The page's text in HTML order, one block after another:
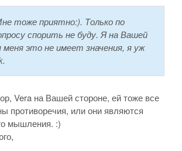
тоже приятно:). Только по
спорить не буду. Я на Вашей
меня это не имеет значения, я уж
Vera на Вашей стороне, ей тоже все
противоречия, или они являются
мышления. :)